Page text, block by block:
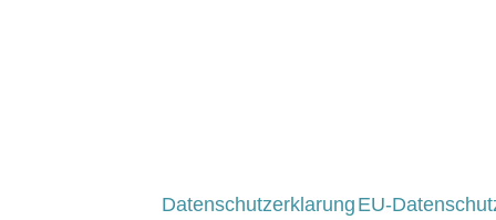
Datenschutzerklarung EU-